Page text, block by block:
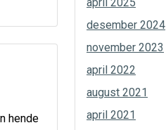
hende
desember 2024
november 2023
april 2022
august 2021
april 2021